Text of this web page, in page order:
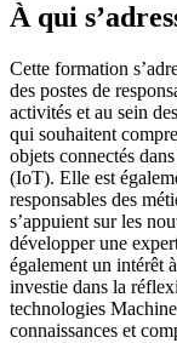
À qui
Cette formation
des postes de
activités et au sein
qui souhaitent
objets connectés
(IoT). Elle est
responsables des
s’appuient sur les
développer une
également un intérêt
investie dans la
technologies
connaissances et